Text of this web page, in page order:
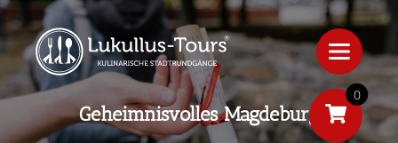
Geheimnisvolles Magdeburg
0